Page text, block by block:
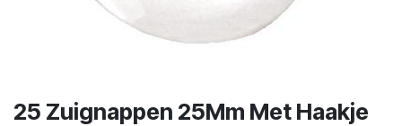
25 Zuignappen 25Mm Met Haakje